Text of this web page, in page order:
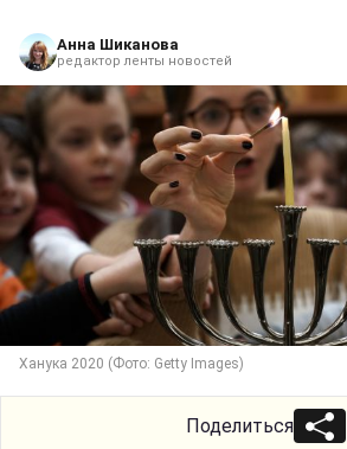
Анна Шиканова
редактор ленты новостей
Ханука 2020 (Фото: Getty Images)
Поделиться